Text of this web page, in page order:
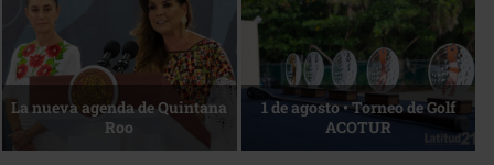
Reconocimiento de viajeros La esencia del servicio